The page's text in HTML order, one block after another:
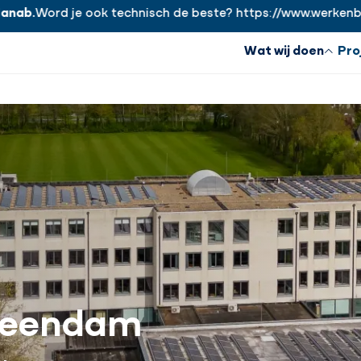
je ook technisch de beste? https://
Wat wij doen